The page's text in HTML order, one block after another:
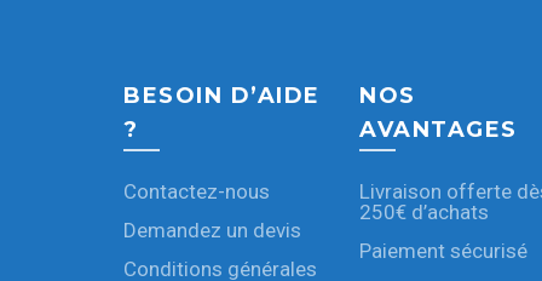
BESOIN D’AIDE
?
Contactez-nous
Demandez un devis
Conditions générales
NOS
AVANTAGES
Livraison offerte
250€ d’achats
Paiement sécurisé